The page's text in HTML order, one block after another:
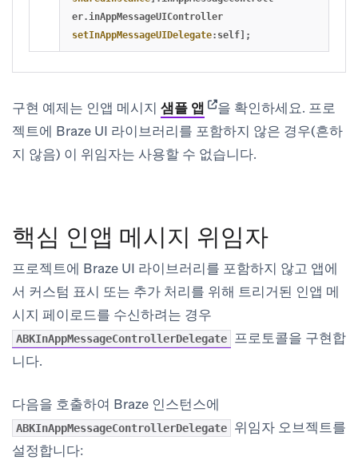
er. inAppMessageUIController
setInAppMessageUIDelegate: self];
구현 예제는 인앱 메시지 샘플 앱 (opens in new tab)
을 확인하세요. 프로
젝트에 Braze UI 라이브러리를 포함하지 않은 경우(흔하
지 않음) 이 위임자는 사용할 수 없습니다.
핵심 인앱 메시지 위임자
프로젝트에 Braze UI 라이브러리를 포함하지 않고 앱에
서 커스텀 표시 또는 추가 처리를 위해 트리거된 인앱 메
시지 페이로드를 수신하려는 경우
ABKInAppMessageControllerDelegate
프로토콜을 구현합
니다.
다음을 호출하여 Braze 인스턴스에
ABKInAppMessageControllerDelegate
위임자 오브젝트를
설정합니다: